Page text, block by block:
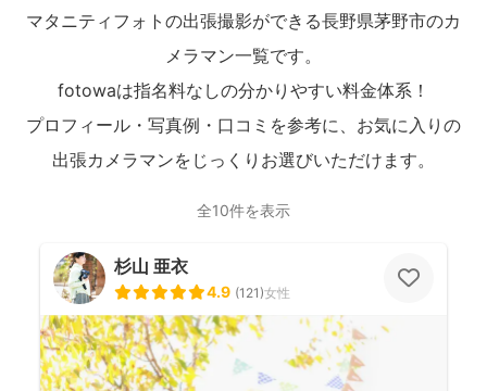
マタニティフォトの出張撮影ができる長野県茅野市のカ
メラマン一覧です。
fotowaは指名料なしの分かりやすい料金体系！
プロフィール・写真例・口コミを参考に、お気に入りの
出張カメラマンをじっくりお選びいただけます。
全10件を表示
杉山 亜衣
4.9 (121)女性